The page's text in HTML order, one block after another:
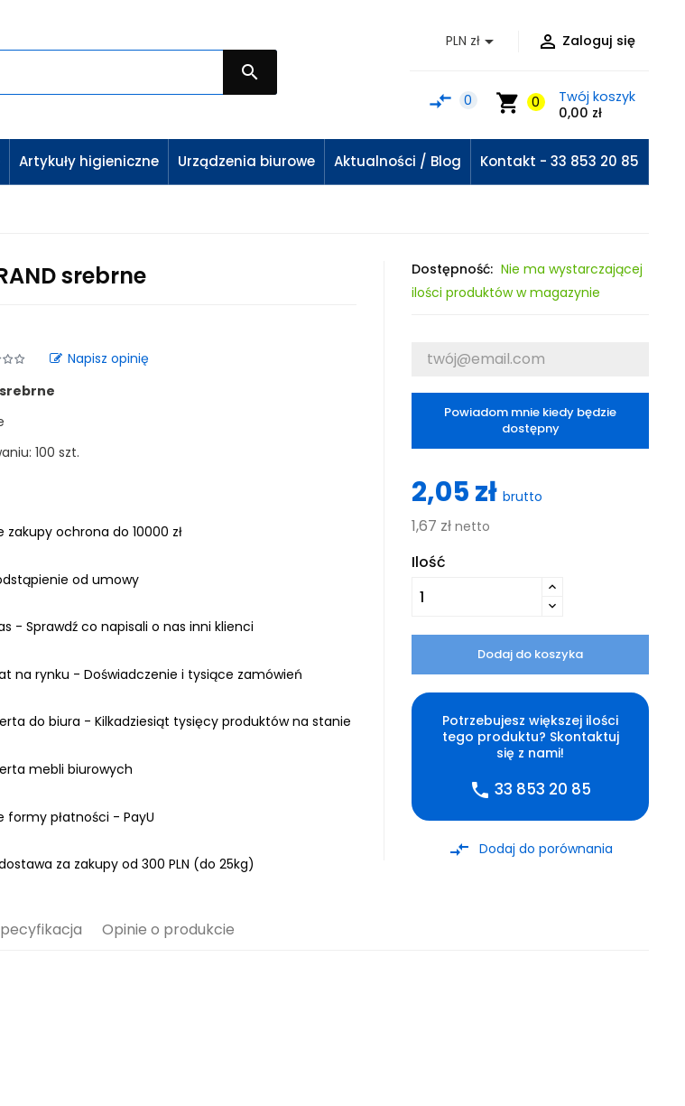

 Zaloguj się
PLN zł
shopping_cart 0
Twój koszyk
0,00 zł
compare_arrows 0
Artykuły higieniczne Urządzenia biurowe Aktualności / Blog Kontakt - 33 853 20 85
srebrne
Napisz opinię
srebrne
100 szt.
zakupy ochrona do 10000 zł
od umowy
- Sprawdź co napisali o nas inni klienci
na rynku - Doświadczenie i tysiące zamówień
do biura - Kilkadziesiąt tysięcy produktów na stanie
mebli biurowych
formy płatności - PayU
za zakupy od 300 PLN (do 25kg)
Dostępność: Nie ma wystarczającej
ilości produktów w magazynie
Powiadom mnie kiedy będzie
dostępny
2,05 zł brutto
1,67 zł netto
Ilość
Dodaj do koszyka
Potrzebujesz większej ilości
tego produktu? Skontaktuj
się z nami!
phone 33 853 20 85
compare_arrows Dodaj do porównania
Opinie o produkcie